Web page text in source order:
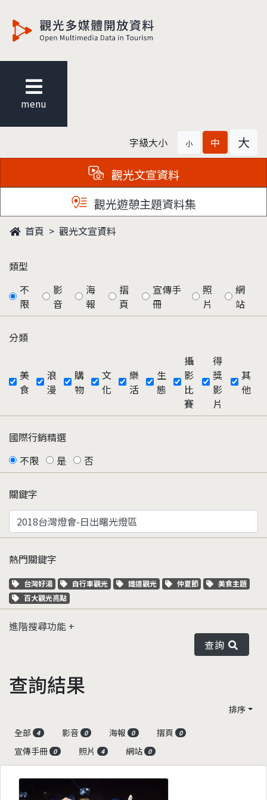
menu
字級大小 小 中 大
觀光文宣資料
觀光遊憩主題資料集
首頁 觀光文宣資料
類型
不
限
影
音
海
報
摺
頁
宣傳手
冊
照
片
網
站
分類
美
食
浪
漫
購
物
文
化
樂
活
生
態
攝
影
比
賽
得
獎
影
片
其
他
國際行銷精選
不限
是 否
關鍵字
熱門關鍵字
關鍵字標籤
台灣好湯 關鍵字標籤
自行車觀光 關鍵字標籤
鐵道觀光 關鍵字標籤
仲夏節 關鍵字標籤
美食主題
關鍵字標籤
百大觀光亮點
進階搜尋功能
查詢
查詢結果
排序
全部
4 影音 0 海報 0 摺頁 0
宣傳手冊 0 照片 4 網站 0